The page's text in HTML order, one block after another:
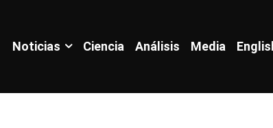
Noticias Ciencia Análisis Media